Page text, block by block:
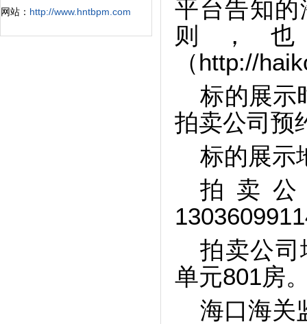
网站： http://www.hntbpm.com
平台告知
则，
（http://
标的展示
拍卖公司预
标的展示
拍卖
拍卖公
单元801房
海口海关